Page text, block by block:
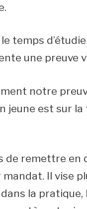
le temps
une preuve
notre
jeune est sur la
de remettre
mandat. Il vise
la